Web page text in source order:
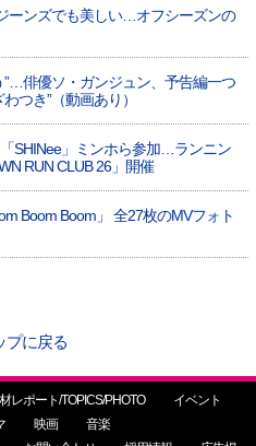
ーンズでも美しい…オフシーズンの
”…俳優ソ・ガンジュン、予告編一つ
つき”（動画あり）
SHINee」ミンホら参加…ランニン
RUN CLUB 26」開催
Boom Boom」 全27枚のMVフォト
プに戻る
レポート/TOPICS/PHOTO
イベント
映画
音楽